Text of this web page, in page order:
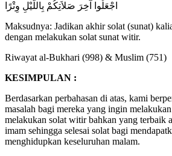
اجْعَلُوا آخِرَ صَلاَتِكُمْ بِاللَّيْلِ وِتْرًا
Maksudnya: Jadikan akhir solat (sunat)
dengan melakukan solat sunat witir.
Riwayat al-Bukhari (998) & Muslim (751)
KESIMPULAN :
Berdasarkan perbahasan di atas, kami
masalah bagi mereka yang ingin
melakukan solat witir bahkan yang terbaik
imam sehingga selesai solat bagi
menghidupkan keseluruhan malam.